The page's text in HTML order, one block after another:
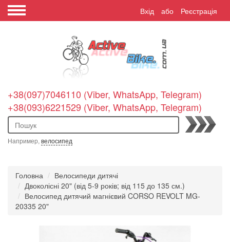
Вхід або Реєстрація
+38(097)7046110 (Viber, WhatsApp, Telegram)
+38(093)6221529 (Viber, WhatsApp, Telegram)
Пошук
Например, велосипед
Головна
Велосипеди дитячі
Двоколісні 20" (від 5-9 років; від 115 до 135 см.)
Велосипед дитячий магнієвий CORSO REVOLT MG-
20335 20"